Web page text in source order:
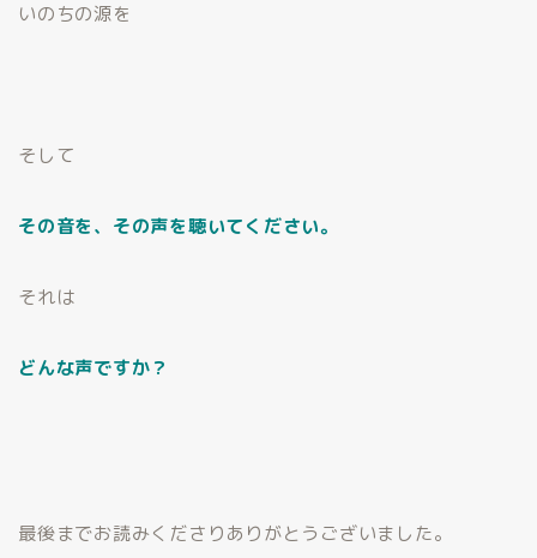
いのちの源を
そして
その音を、その声を聴いてください。
それは
どんな声ですか？
最後までお読みくださりありがとうございました。